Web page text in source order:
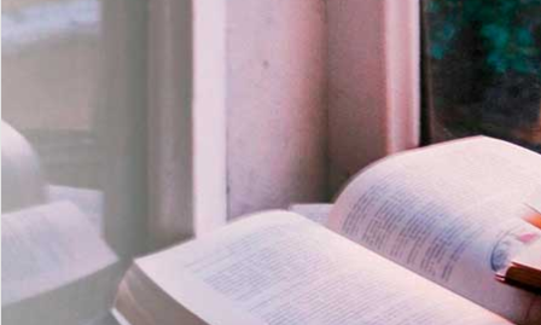
es
Com imersão Bilingue - Anos
Finais
6º AO 9º ANO FUNDAMENTAL
Inglês: Turmas Reduzidas
(Proficiência)